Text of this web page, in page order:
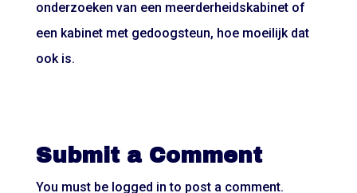
onderzoeken van een meerderheidskabinet of
een kabinet met gedoogsteun, hoe moeilijk dat
ook is.
Submit a Comment
You must be logged in to post a comment.